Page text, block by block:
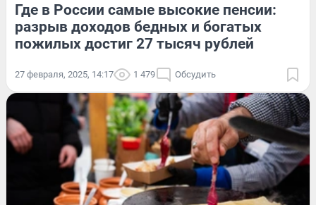
Где в России самые высокие пенсии:
разрыв доходов бедных и богатых
пожилых достиг 27 тысяч рублей
27 февраля, 2025, 14:17 1 479 Обсудить